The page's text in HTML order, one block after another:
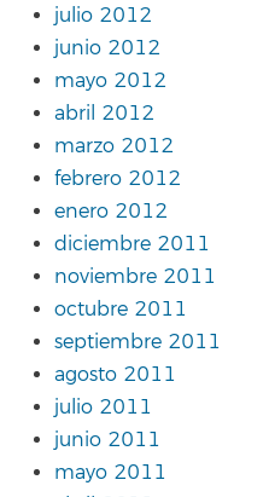
julio 2012
junio 2012
mayo 2012
abril 2012
marzo 2012
febrero 2012
enero 2012
diciembre 2011
noviembre 2011
octubre 2011
septiembre 2011
agosto 2011
julio 2011
junio 2011
mayo 2011